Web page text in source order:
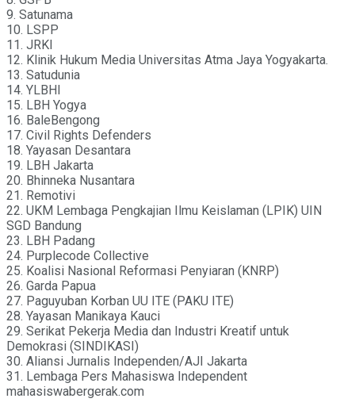
9. Satunama
10. LSPP
11. JRKI
12. Klinik Hukum Media Universitas Atma Jaya Yogyakarta.
13. Satudunia
14. YLBHI
15. LBH Yogya
16. BaleBengong
17. Civil Rights Defenders
18. Yayasan Desantara
19. LBH Jakarta
20. Bhinneka Nusantara
21. Remotivi
22. UKM Lembaga Pengkajian Ilmu Keislaman (LPIK) UIN
SGD Bandung
23. LBH Padang
24. Purplecode Collective
25. Koalisi Nasional Reformasi Penyiaran (KNRP)
26. Garda Papua
27. Paguyuban Korban UU ITE (PAKU ITE)
28. Yayasan Manikaya Kauci
29. Serikat Pekerja Media dan Industri Kreatif untuk
Demokrasi (SINDIKASI)
30. Aliansi Jurnalis Independen/AJI Jakarta
31. Lembaga Pers Mahasiswa Independent
mahasiswabergerak.com